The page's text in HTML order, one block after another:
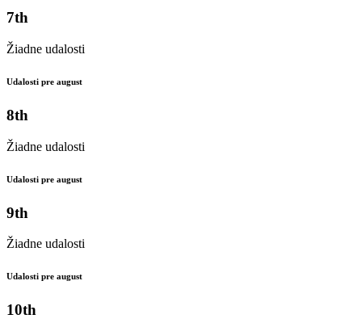
7th
Žiadne udalosti
Udalosti pre august
8th
Žiadne udalosti
Udalosti pre august
9th
Žiadne udalosti
Udalosti pre august
10th